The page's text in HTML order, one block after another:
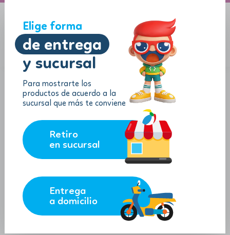
Elige forma
de entrega
y sucursal
Para mostrarte los
productos de acuerdo a la
sucursal que más te conviene
Retiro
en sucursal
Entrega
a domicilio